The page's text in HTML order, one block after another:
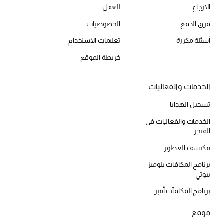
الارجاع
فرق الدفع
أسئلة مكررة
للعمل
الخصوصيات
تعليمات الاستخدام
خريطة الموقع
الخدمات والفعاليات
تسجيل الهدايا
الخدمات والفعاليات في
المتجر
مكتشف العطور
برنامج المكافآت بلوميز
بيوتي
برنامج المكافآت أمبر
موقع